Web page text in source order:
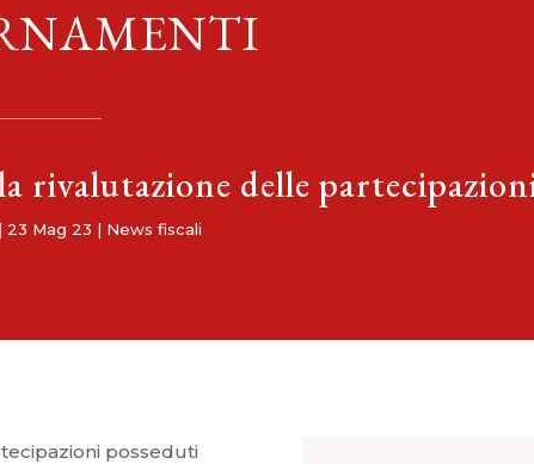
delle
| 23 Mag 23 | News fiscali
posseduti